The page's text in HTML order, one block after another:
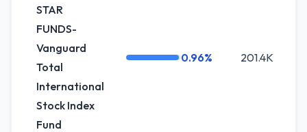
STAR
FUNDS-
Vanguard
Total
International
Stock Index
Fund
0.96% 201.4K